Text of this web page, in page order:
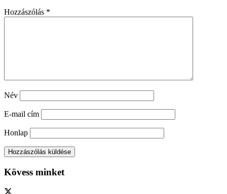
Hozzászólás *
Név
E-mail cím
Honlap
Kövess minket